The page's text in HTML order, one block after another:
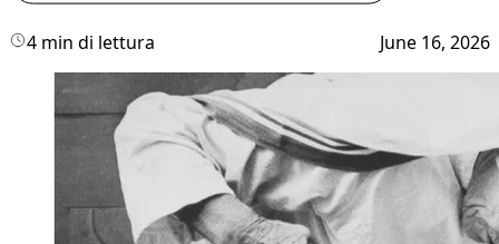
4 min di lettura June 16, 2026